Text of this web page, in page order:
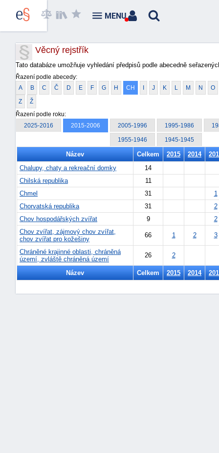
Věcný rejstřík
Tato databáze umožňuje vyhledání předpisů podle abecedně
Řazení podle abecedy:
A B C Č D E F G H CH I J K L M N O
Z Ž
Řazení podle roku:
2025-2016 2015-2006 2005-1996 1995-1986
1955-1946 1945-1945
Název Celkem 2015 2014
Chalupy, chaty a rekreační domky
14
Chilská republika
11
Chmel
31
1
Chorvatská republika
31
2
Chov hospodářských zvířat
9
2
Chov zvířat, zájmový chov zvířat,
chov zvířat pro kožešiny
66 1 2 3
Chráněné krajinné oblasti, chráněná
území, zvláště chráněná území
26 2
Název Celkem 2015 2014
MENU